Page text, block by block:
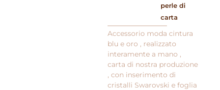
perle di
carta
Accessorio moda cintura
blu e oro , realizzato
interamente a mano ,
carta di nostra produzione
, con inserimento di
cristalli Swarovski e foglia